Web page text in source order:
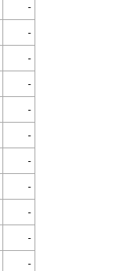
-
-
-
-
-
-
-
-
-
-
-